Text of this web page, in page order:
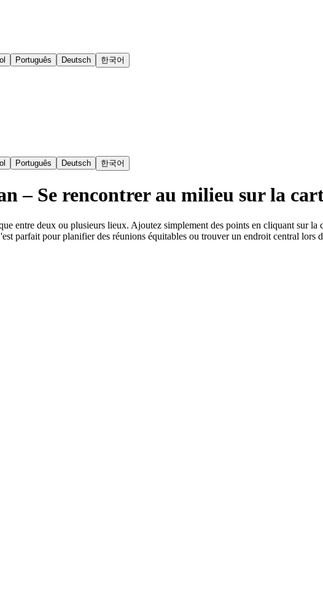
Português Deutsch 한국어
Português Deutsch 한국어
– Se rencontrer au milieu sur la
entre deux ou plusieurs lieux. Ajoutez simplement des points en cliquant sur
parfait pour planifier des réunions équitables ou trouver un endroit central lors